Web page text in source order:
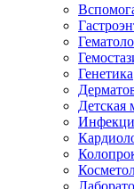
Генетика
Детская